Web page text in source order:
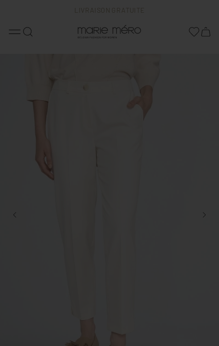
LIVRAISON GRATUITE
TAILLE 36 À 48
Pantalon 7/8 en blanc cassé avec élastique à l’arrière de la taille